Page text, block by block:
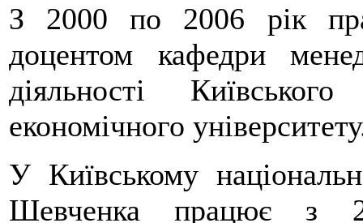
З 2000 по 2006 рік
доцентом кафедри
діяльності
економічного
У Київському
Шевченка працює з